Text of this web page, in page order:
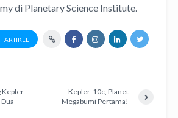
di Planetary Science Institute.
ARTIKEL
Kepler-
Kepler-10c, Planet
Megabumi Pertama!